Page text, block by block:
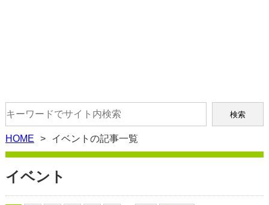
HOME イベントの記事一覧
イベント